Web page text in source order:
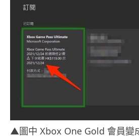
▲圖中 Xbox One Gold 會員變